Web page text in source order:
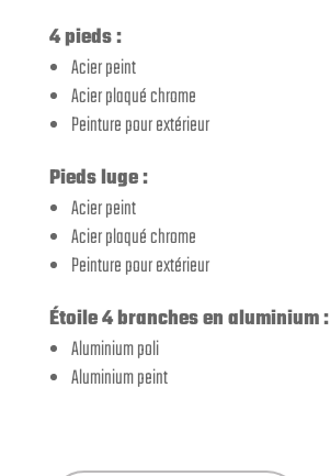
4 pieds :
Acier peint
Acier plaqué chrome
Peinture pour extérieur
Pieds luge :
Acier peint
Acier plaqué chrome
Peinture pour extérieur
Étoile 4 branches en aluminium :
Aluminium poli
Aluminium peint